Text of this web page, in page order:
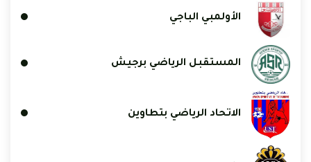
الأولمبي الباجي
المستقبل الرياضي برجيش
الاتحاد الرياضي بتطاوين